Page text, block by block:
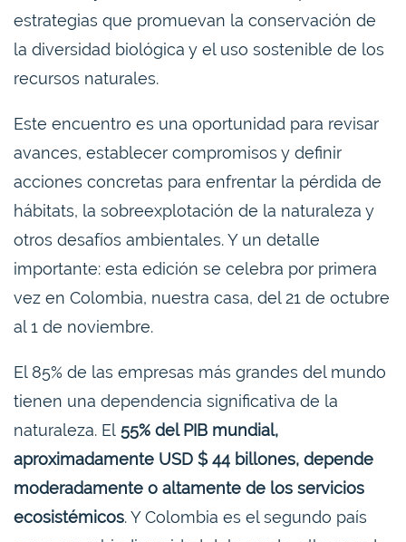
estrategias que promuevan la conservación de
la diversidad biológica y el uso sostenible de los
recursos naturales.
Este encuentro es una oportunidad para revisar
avances, establecer compromisos y definir
acciones concretas para enfrentar la pérdida de
hábitats, la sobreexplotación de la naturaleza y
otros desafíos ambientales. Y un detalle
importante: esta edición se celebra por primera
vez en Colombia, nuestra casa, del 21 de octubre
al 1 de noviembre.
El 85% de las empresas más grandes del mundo
tienen una dependencia significativa de la
naturaleza. El 55% del PIB mundial,
aproximadamente USD $ 44 billones, depende
moderadamente o altamente de los servicios
ecosistémicos. Y Colombia es el segundo país